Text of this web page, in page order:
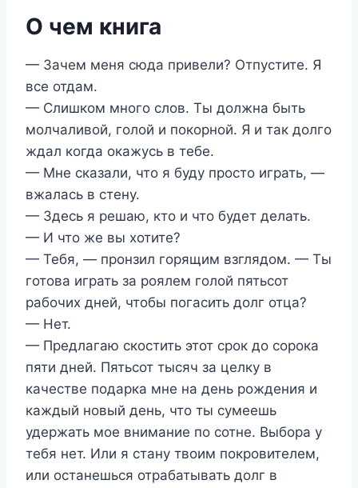
О чем книга
— Зачем меня сюда привели? Отпустите. Я
все отдам.
— Слишком много слов. Ты должна быть
молчаливой, голой и покорной. Я и так долго
ждал когда окажусь в тебе.
— Мне сказали, что я буду просто играть, —
вжалась в стену.
— Здесь я решаю, кто и что будет делать.
— И что же вы хотите?
— Тебя, — пронзил горящим взглядом. — Ты
готова играть за роялем голой пятьсот
рабочих дней, чтобы погасить долг отца?
— Нет.
— Предлагаю скостить этот срок до сорока
пяти дней. Пятьсот тысяч за целку в
качестве подарка мне на день рождения и
каждый новый день, что ты сумеешь
удержать мое внимание по сотне. Выбора у
тебя нет. Или я стану твоим покровителем,
или останешься отрабатывать долг в